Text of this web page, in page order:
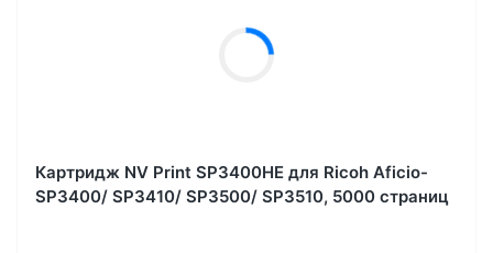
Картридж NV Print SP3400HE для Ricoh Aficio-
SP3400/ SP3410/ SP3500/ SP3510, 5000 страниц